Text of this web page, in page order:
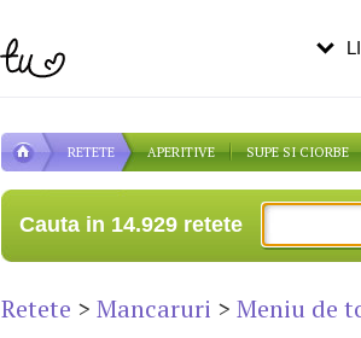
RETETE APERITIVE SUPE SI CIORBE
Cauta in 14.929 retete
Retete > Mancaruri > Meniu de